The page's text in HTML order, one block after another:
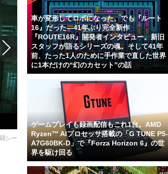
シー
車が変形してロボになった、でも『ルート
16』だった―41年ぶり完全新作
『ROUTE16R』開発者インタビュー。新旧
スタッフが語るシリーズの魂。そして41年
前、たった1人のために手作業で直した世界
に1本だけの“幻のカセット”の話
ゲームプレイも録画配信もこれ1台。AMD
Ryzen™ AIプロセッサ搭載の「G TUNE P5-
A7G60BK-D」で『Forza Horizon 6』の世
界を駆け回る